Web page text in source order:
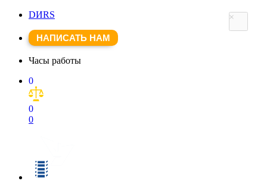
DИRS
НАПИСАТЬ НАМ
Часы работы
0
0
0
×